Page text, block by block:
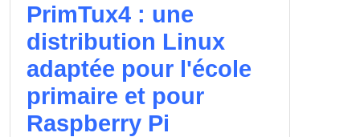
PrimTux4 : une
distribution Linux
adaptée pour l'école
primaire et pour
Raspberry Pi